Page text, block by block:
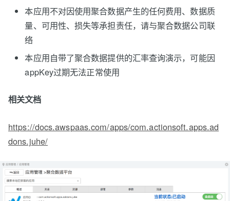
本应用不对因使用聚合数据产生的任何费用、数据质
量、可用性、损失等承担责任，请与聚合数据公司联
络
本应用自带了聚合数据提供的汇率查询演示，可能因
appKey过期无法正常使用
相关文档
https://docs.awspaas.com/apps/com.actionsoft.apps.ad
dons.juhe/